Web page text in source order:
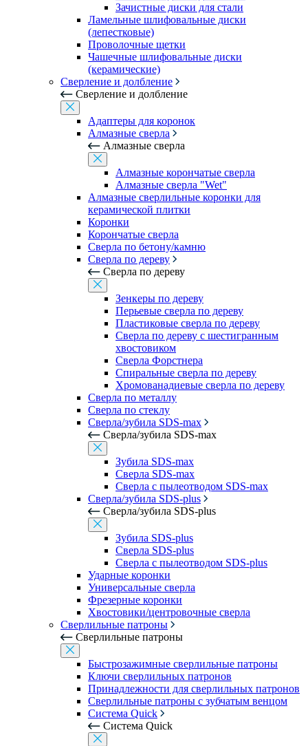
Зачистные диски для стали
Ламельные шлифовальные диски
(лепестковые)
Проволочные щетки
Чашечные шлифовальные диски
(керамические)
Сверление и долбление
Сверление и долбление
Адаптеры для коронок
Алмазные сверла
Алмазные сверла
Алмазные корончатые сверла
Алмазные сверла "Wet"
Алмазные сверлильные коронки для
керамической плитки
Коронки
Корончатые сверла
Сверла по бетону/камню
Сверла по дереву
Сверла по дереву
Зенкеры по дереву
Перьевые сверла по дереву
Пластиковые сверла по дереву
Сверла по дереву с шестигранным
хвостовиком
Сверла Форстнера
Спиральные сверла по дереву
Хромованадиевые сверла по дереву
Сверла по металлу
Сверла по стеклу
Сверла/зубила SDS-max
Сверла/зубила SDS-max
Зубила SDS-max
Сверла SDS-max
Сверла с пылеотводом SDS-max
Сверла/зубила SDS-plus
Сверла/зубила SDS-plus
Зубила SDS-plus
Сверла SDS-plus
Сверла с пылеотводом SDS-plus
Ударные коронки
Универсальные сверла
Фрезерные коронки
Хвостовики/центровочные сверла
Сверлильные патроны
Сверлильные патроны
Быстрозажимные сверлильные патроны
Ключи сверлильных патронов
Принадлежности для сверлильных патронов
Сверлильные патроны с зубчатым венцом
Система Quick
Система Quick